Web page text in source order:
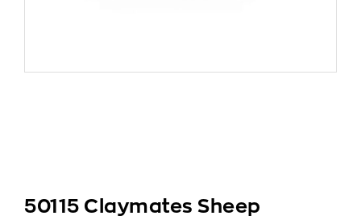
50115 Claymates Sheep